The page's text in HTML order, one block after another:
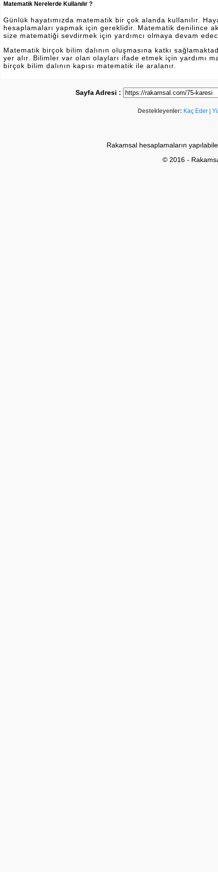
Matematik Nerelerde Kullanılır ?
Günlük hayatımızda matematik bir çok alanda kullanılır.
hesaplamaları yapmak için gereklidir. Matematik denilince
size matematiği sevdirmek için yardımcı olmaya devam
Matematik birçok bilim dalının oluşmasına katkı
yer alır. Bilimler var olan olayları ifade etmek için yardımı
birçok bilim dalının kapısı matematik ile aralanır.
Sayfa Adresi :
Destekleyenler: Kaç Eder
Rakamsal hesaplamaların
© 2016 -